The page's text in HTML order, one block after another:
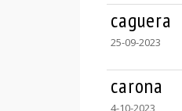
caguera
25-09-2023
carona
4-10-2023